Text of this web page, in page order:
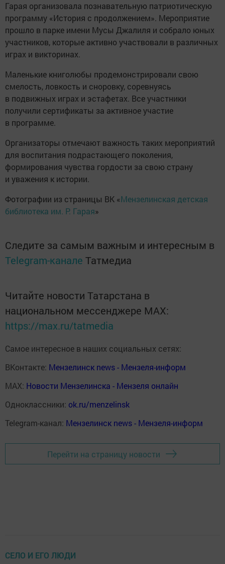
Гарая организовала познавательную патриотическую
программу «История с продолжением». Мероприятие
прошло в парке имени Мусы Джалиля и собрало юных
участников, которые активно участвовали в различных
играх и викторинах.
Маленькие книголюбы продемонстрировали свою
смелость, ловкость и сноровку, соревнуясь
в подвижных играх и эстафетах. Все участники
получили сертификаты за активное участие
в программе.
Организаторы отмечают важность таких мероприятий
для воспитания подрастающего поколения,
формирования чувства гордости за свою страну
и уважения к истории.
Фотографии из страницы ВК «Мензелинская детская
библиотека им. Р. Гарая»
Следите за самым важным и интересным в
Telegram-канале Татмедиа
Читайте новости Татарстана в
национальном мессенджере MАХ:
https://max.ru/tatmedia
Самое интересное в наших социальных сетях:
ВКонтакте: Мензелинск news - Мензеля-информ
MAX: Новости Мензелинска - Мензеля онлайн
Одноклассники: ok.ru/menzelinsk
Telegram-канал: Мензелинск news - Мензеля-информ
Перейти на страницу новости
СЕЛО И ЕГО ЛЮДИ